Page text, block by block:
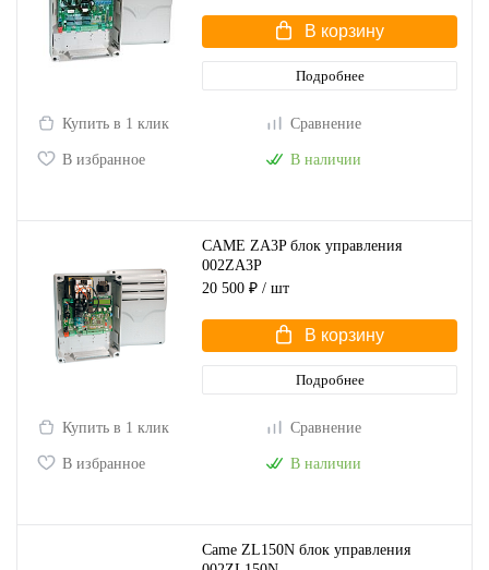
В корзину
Подробнее
Купить в 1 клик Сравнение
В избранное В наличии
CAME ZA3P блок управления
002ZA3P
20 500 ₽ / шт
В корзину
Подробнее
Купить в 1 клик Сравнение
В избранное В наличии
Came ZL150N блок управления